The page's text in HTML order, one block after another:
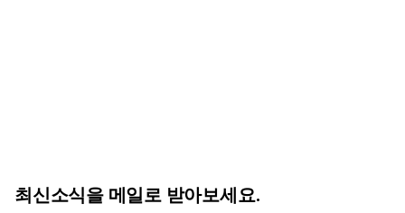
최신소식을 메일로 받아보세요.